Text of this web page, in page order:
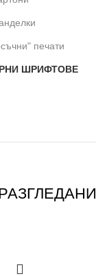
печати
ШРИФТОВЕ